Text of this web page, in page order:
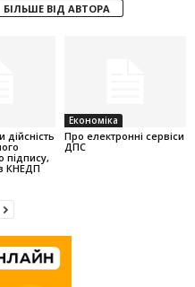
БІЛЬШЕ ВІД АВТОРА
дійсність
підпису,
КНЕДП
Економіка
Про електронні сервіси
ДПС